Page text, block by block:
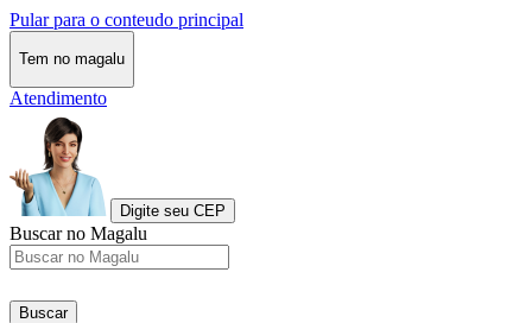
Pular para o conteudo principal
Tem no magalu
Atendimento
Digite seu CEP
Buscar no Magalu
Buscar